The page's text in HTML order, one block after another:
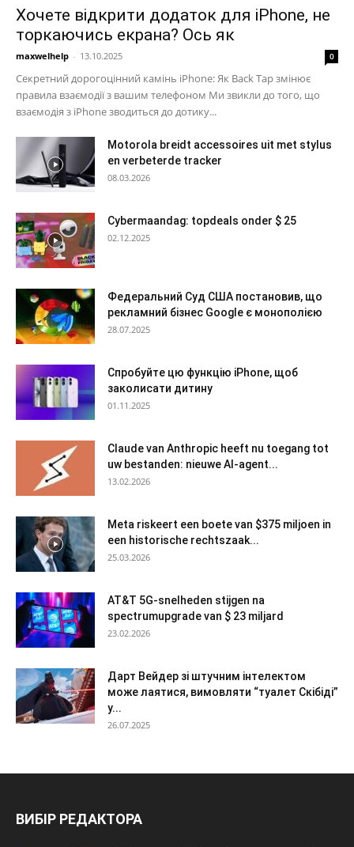
Хочете відкрити додаток для iPhone, не
торкаючись екрана? Ось як
maxwelhelp - 13.10.2025 0
Секретний дорогоцінний камінь iPhone: Як Back Tap змінює
правила взаємодії з вашим телефоном Ми звикли до того, що
взаємодія з iPhone зводиться до дотику...
Motorola breidt accessoires uit met stylus
en verbeterde tracker
08.03.2026
Cybermaandag: topdeals onder $ 25
02.12.2025
Федеральний Суд США постановив, що
рекламний бізнес Google є монополією
28.07.2025
Спробуйте цю функцію iPhone, щоб
заколисати дитину
01.11.2025
Claude van Anthropic heeft nu toegang tot
uw bestanden: nieuwe AI-agent...
13.02.2026
Meta riskeert een boete van $375 miljoen in
een historische rechtszaak...
25.03.2026
AT&T 5G-snelheden stijgen na
spectrumupgrade van $ 23 miljard
23.02.2026
Дарт Вейдер зі штучним інтелектом
може лаятися, вимовляти “туалет Скібіді”
у...
26.07.2025
ВИБІР РЕДАКТОРА